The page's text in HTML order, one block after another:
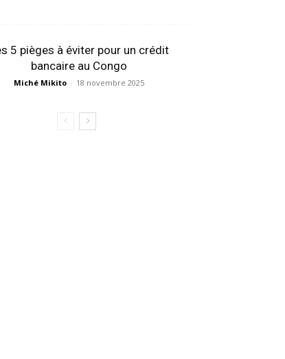
5 pièges à éviter pour un crédit
bancaire au Congo
Miché Mikito - 18 novembre 2025